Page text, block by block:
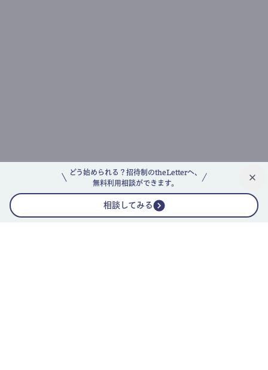
どう始められる？招待制のtheLetterへ、
無料利用相談ができます。
相談してみる